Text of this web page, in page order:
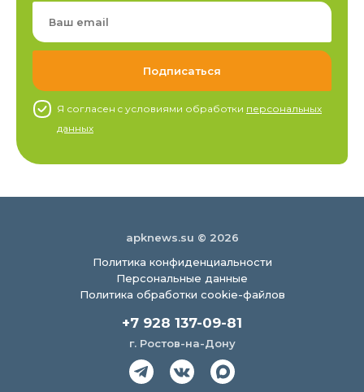
Я согласен c условиями обработки персональных
данных
apknews.su © 2026
Политика конфиденциальности
Персональные данные
Политика обработки cookie-файлов
+7 928 137-09-81
г. Ростов-на-Дону